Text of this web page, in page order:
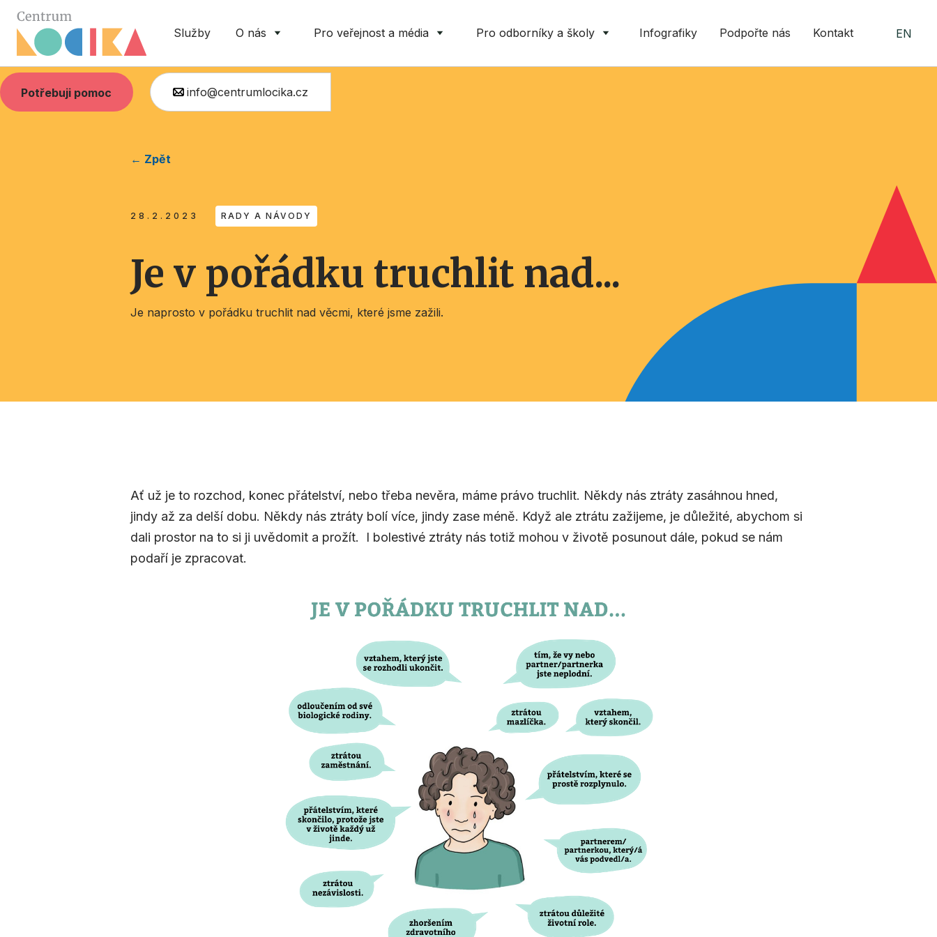
Služby O nás Pro veřejnost a média Pro odborníky a školy Infografiky Podpořte nás Kontakt EN
Potřebuji pomoc info@centrumlocika.cz
← Zpět
28.2.2023 RADY A NÁVODY
Je v pořádku truchlit nad...
Je naprosto v pořádku truchlit nad věcmi, které jsme zažili.
Ať už je to rozchod, konec přátelství, nebo třeba nevěra, máme právo truchlit. Někdy nás ztráty zasáhnou hned,
jindy až za delší dobu. Někdy nás ztráty bolí více, jindy zase méně. Když ale ztrátu zažijeme, je důležité, abychom si
dali prostor na to si ji uvědomit a prožít. I bolestivé ztráty nás totiž mohou v životě posunout dále, pokud se nám
podaří je zpracovat.